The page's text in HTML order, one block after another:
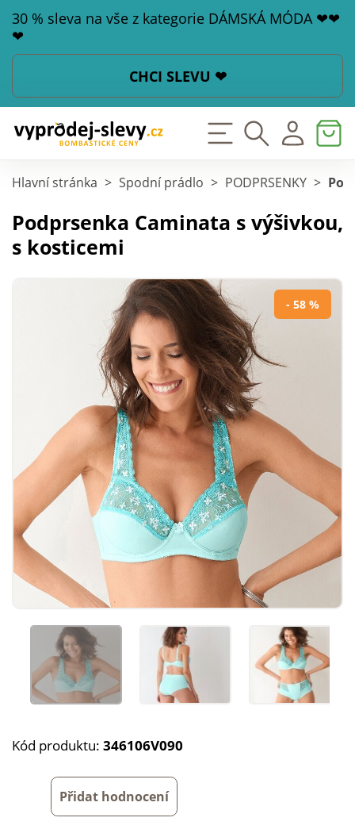
30 % sleva na vše z kategorie DÁMSKÁ MÓDA ❤❤
❤
CHCI SLEVU ❤
Hlavní stránka > Spodní prádlo > PODPRSENKY >
Podprsenka Caminata s výšivkou,
s kosticemi
- 58 %
Kód produktu: 346106V090
Přidat hodnocení